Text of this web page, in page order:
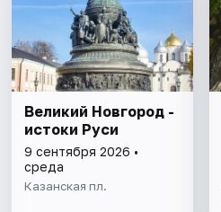
Великий Новгород -
истоки Руси
9 сентября 2026 •
среда
Казанская пл.